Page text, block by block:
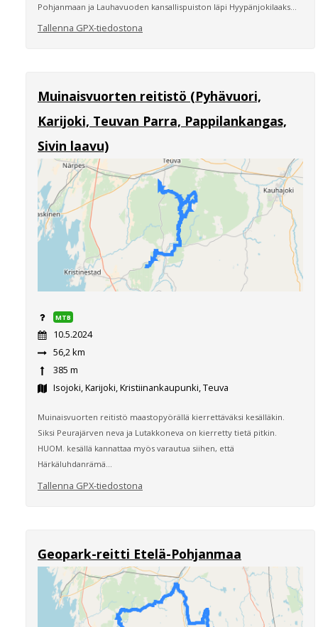
Pohjanmaan ja Lauhavuoden kansallispuiston läpi Hyypänjokilaaks...
Tallenna GPX-tiedostona
Muinaisvuorten reitistö (Pyhävuori,
Karijoki, Teuvan Parra, Pappilankangas,
Sivin laavu)
MTB
10.5.2024
56,2 km
385 m
Isojoki, Karijoki, Kristiinankaupunki, Teuva
Muinaisvuorten reitistö maastopyörällä kierrettäväksi kesälläkin.
Siksi Peurajärven neva ja Lutakkoneva on kierretty tietä pitkin.
HUOM. kesällä kannattaa myös varautua siihen, että
Härkäluhdanrämä...
Tallenna GPX-tiedostona
Geopark-reitti Etelä-Pohjanmaa